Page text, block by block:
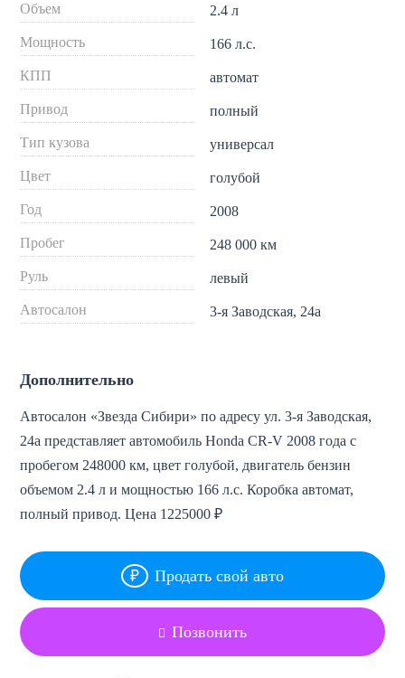
Объем 2.4 л
Мощность 166 л.с.
КПП автомат
Привод полный
Тип кузова универсал
Цвет голубой
Год 2008
Пробег 248 000 км
Руль левый
Автосалон 3-я Заводская, 24а
Дополнительно
Автосалон «Звезда Сибири» по адресу ул. 3-я Заводская,
24а представляет автомобиль Honda CR-V 2008 года с
пробегом 248000 км, цвет голубой, двигатель бензин
объемом 2.4 л и мощностью 166 л.с. Коробка автомат,
полный привод. Цена 1225000 ₽
Продать свой авто
Позвонить